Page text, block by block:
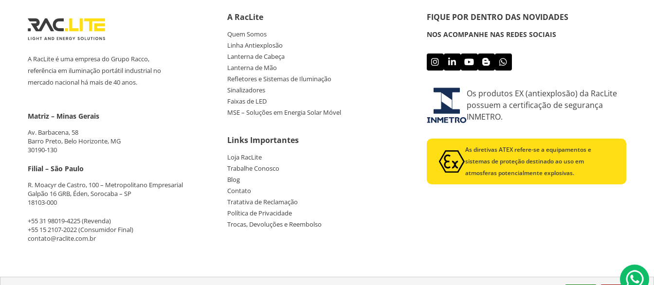
A RacLite é uma empresa do Grupo Racco,
referência em iluminação portátil industrial no
mercado nacional há mais de 40 anos.
Matriz – Minas Gerais
Av. Barbacena, 58
Barro Preto, Belo Horizonte, MG
30190-130
Filial – São Paulo
R. Moacyr de Castro, 100 – Metropolitano Empresarial
Galpão 16 GRB, Éden, Sorocaba – SP
18103-000
+55 31 98019-4225(Revenda)
+55 15 2107-2022(Consumidor Final)
contato@raclite.com.br
A RacLite
Quem Somos
Linha Antiexplosão
Lanterna de Cabeça
Lanterna de Mão
Refletores e Sistemas de Iluminação
Sinalizadores
Faixas de LED
MSE – Soluções em Energia Solar Móvel
Links Importantes
Loja RacLite
Trabalhe Conosco
Blog
Contato
Tratativa de Reclamação
Política de Privacidade
Trocas, Devoluções e Reembolso
FIQUE POR DENTRO DAS NOVIDADES
NOS ACOMPANHE NAS REDES SOCIAIS
Os produtos EX (antiexplosão) da RacLite
possuem a certificação de segurança
INMETRO.
As diretivas ATEX refere-se a equipamentos e
sistemas de proteção destinado ao uso em
atmosferas potencialmente explosivas.